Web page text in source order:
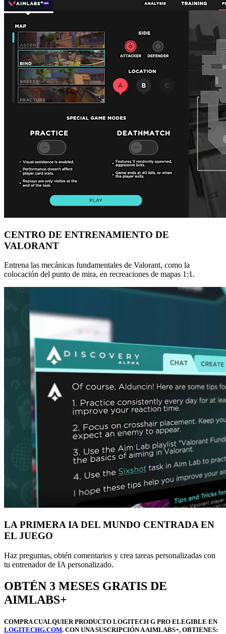
CENTRO DE ENTRENAMIENTO DE
VALORANT
Entrena las mecánicas fundamentales de Valorant, como la
colocación del punto de mira, en recreaciones de mapas 1:1.
LA PRIMERA IA DEL MUNDO CENTRADA EN
EL JUEGO
Haz preguntas, obtén comentarios y crea tareas personalizadas con
tu entrenador de IA personalizado.
OBTÉN 3 MESES GRATIS DE
AIMLABS+
COMPRA CUALQUIER PRODUCTO LOGITECH G PRO ELEGIBLE EN
LOGITECHG.COM. CON UNA SUSCRIPCIÓN A AIMLABS+, OBTIENES: